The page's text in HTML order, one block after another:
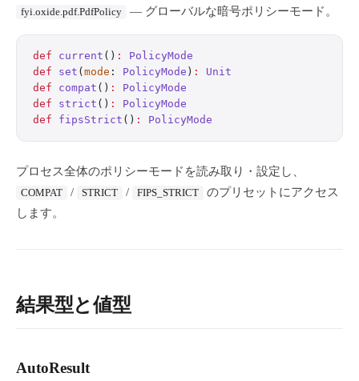
fyi.oxide.pdf.PdfPolicy — グローバルな暗号ポリシーモード。
def current () :
PolicyMode
def set ( mode : PolicyMode ) :
Unit
def compat () :
PolicyMode
def strict () :
PolicyMode
def fipsStrict () : PolicyMode
プロセス全体のポリシーモードを読み取り・設定し、
COMPAT / STRICT / FIPS_STRICT
のプリセットにアクセス
します。
結果型と値型
AutoResult